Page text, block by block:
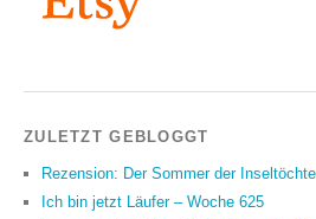
ZULETZT GEBLOGGT
Rezension: Der Sommer der
Ich bin jetzt Läufer – Woche 625